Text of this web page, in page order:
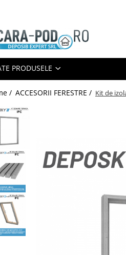
DEPOSKY
VELUX
DAKEA
PRODUSELE
/ ACCESORII FERESTRE / Kit de